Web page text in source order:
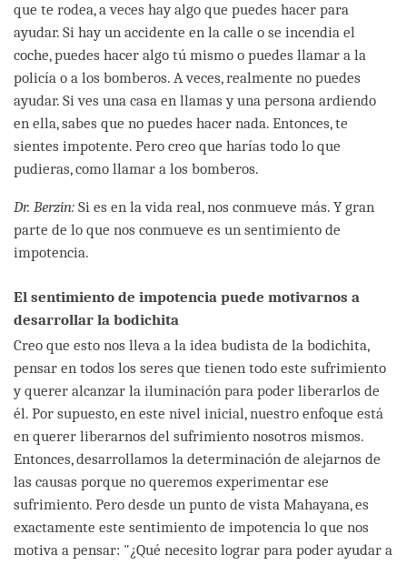
que te rodea, a veces hay algo que puedes hacer para
ayudar. Si hay un accidente en la calle o se incendia el
coche, puedes hacer algo tú mismo o puedes llamar a la
policía o a los bomberos. A veces, realmente no puedes
ayudar. Si ves una casa en llamas y una persona ardiendo
en ella, sabes que no puedes hacer nada. Entonces, te
sientes impotente. Pero creo que harías todo lo que
pudieras, como llamar a los bomberos.
Dr. Berzin: Si es en la vida real, nos conmueve más. Y gran
parte de lo que nos conmueve es un sentimiento de
impotencia.
El sentimiento de impotencia puede motivarnos a
desarrollar la bodichita
Creo que esto nos lleva a la idea budista de la bodichita,
pensar en todos los seres que tienen todo este sufrimiento
y querer alcanzar la iluminación para poder liberarlos de
él. Por supuesto, en este nivel inicial, nuestro enfoque está
en querer liberarnos del sufrimiento nosotros mismos.
Entonces, desarrollamos la determinación de alejarnos de
las causas porque no queremos experimentar ese
sufrimiento. Pero desde un punto de vista Mahayana, es
exactamente este sentimiento de impotencia lo que nos
motiva a pensar: "¿Qué necesito lograr para poder ayudar a